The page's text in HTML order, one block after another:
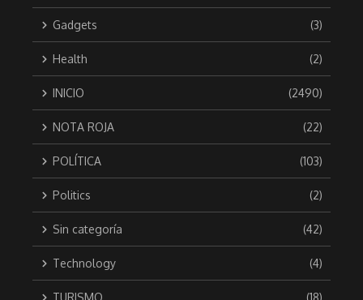
Gadgets (3)
Health (2)
INICIO (2490)
NOTA ROJA (22)
POLÍTICA (103)
Politics (2)
Sin categoría (42)
Technology (4)